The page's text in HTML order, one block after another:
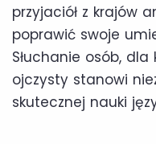
przyjaciół z krajów
poprawić swoje
Słuchanie osób,
ojczysty stanowi
skutecznej nauki